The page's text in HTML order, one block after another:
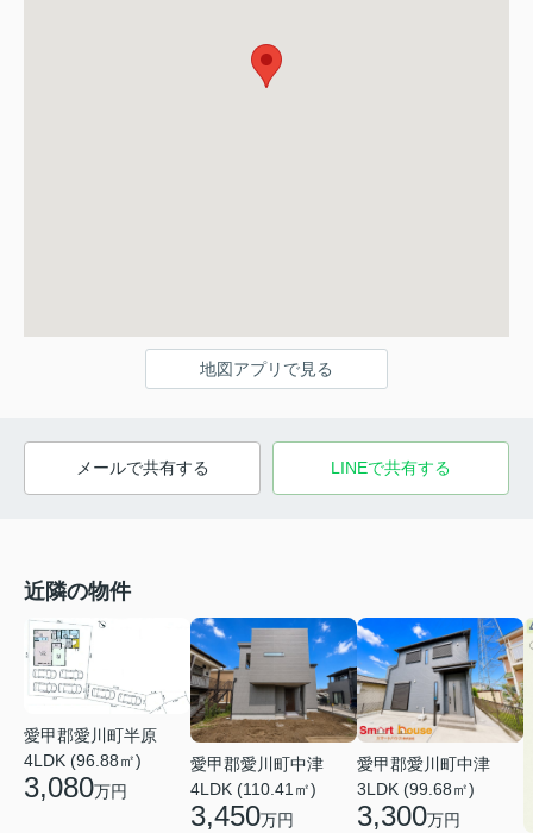
地図アプリで見る
メールで共有する LINEで共有する
近隣の物件
愛甲郡愛川町半原
4LDK (96.88㎡)
3,080万円
愛甲郡愛川町中津
4LDK (110.41㎡)
3,450万円
愛甲郡愛川町中津
3LDK (99.68㎡)
3,300万円